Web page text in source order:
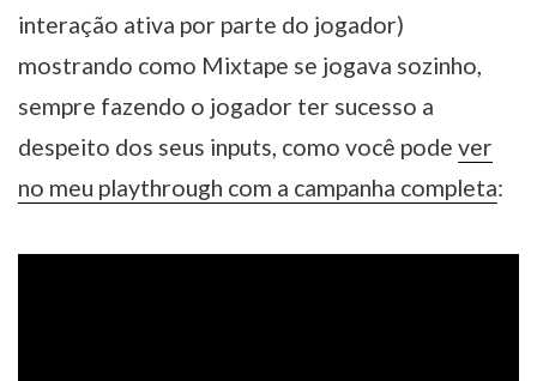
interação ativa por parte do jogador)
mostrando como Mixtape se jogava sozinho,
sempre fazendo o jogador ter sucesso a
despeito dos seus inputs, como você pode ver
no meu playthrough com a campanha completa: